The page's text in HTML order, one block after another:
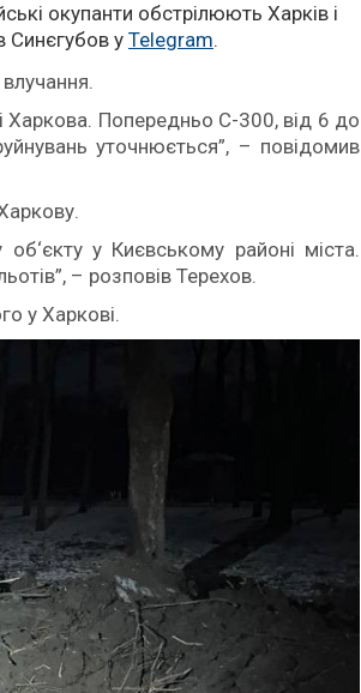
окупанти обстрілюють Харків і
Синєгубов у Telegram.
Харкова. Попередньо С-300, від 6 до
уточнюється”, – повідомив
у Києвському районі міста.
– розповів Терехов.
у Харкові.